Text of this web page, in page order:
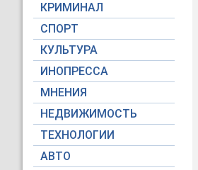
КРИМИНАЛ
СПОРТ
КУЛЬТУРА
ИНОПРЕССА
МНЕНИЯ
НЕДВИЖИМОСТЬ
ТЕХНОЛОГИИ
АВТО